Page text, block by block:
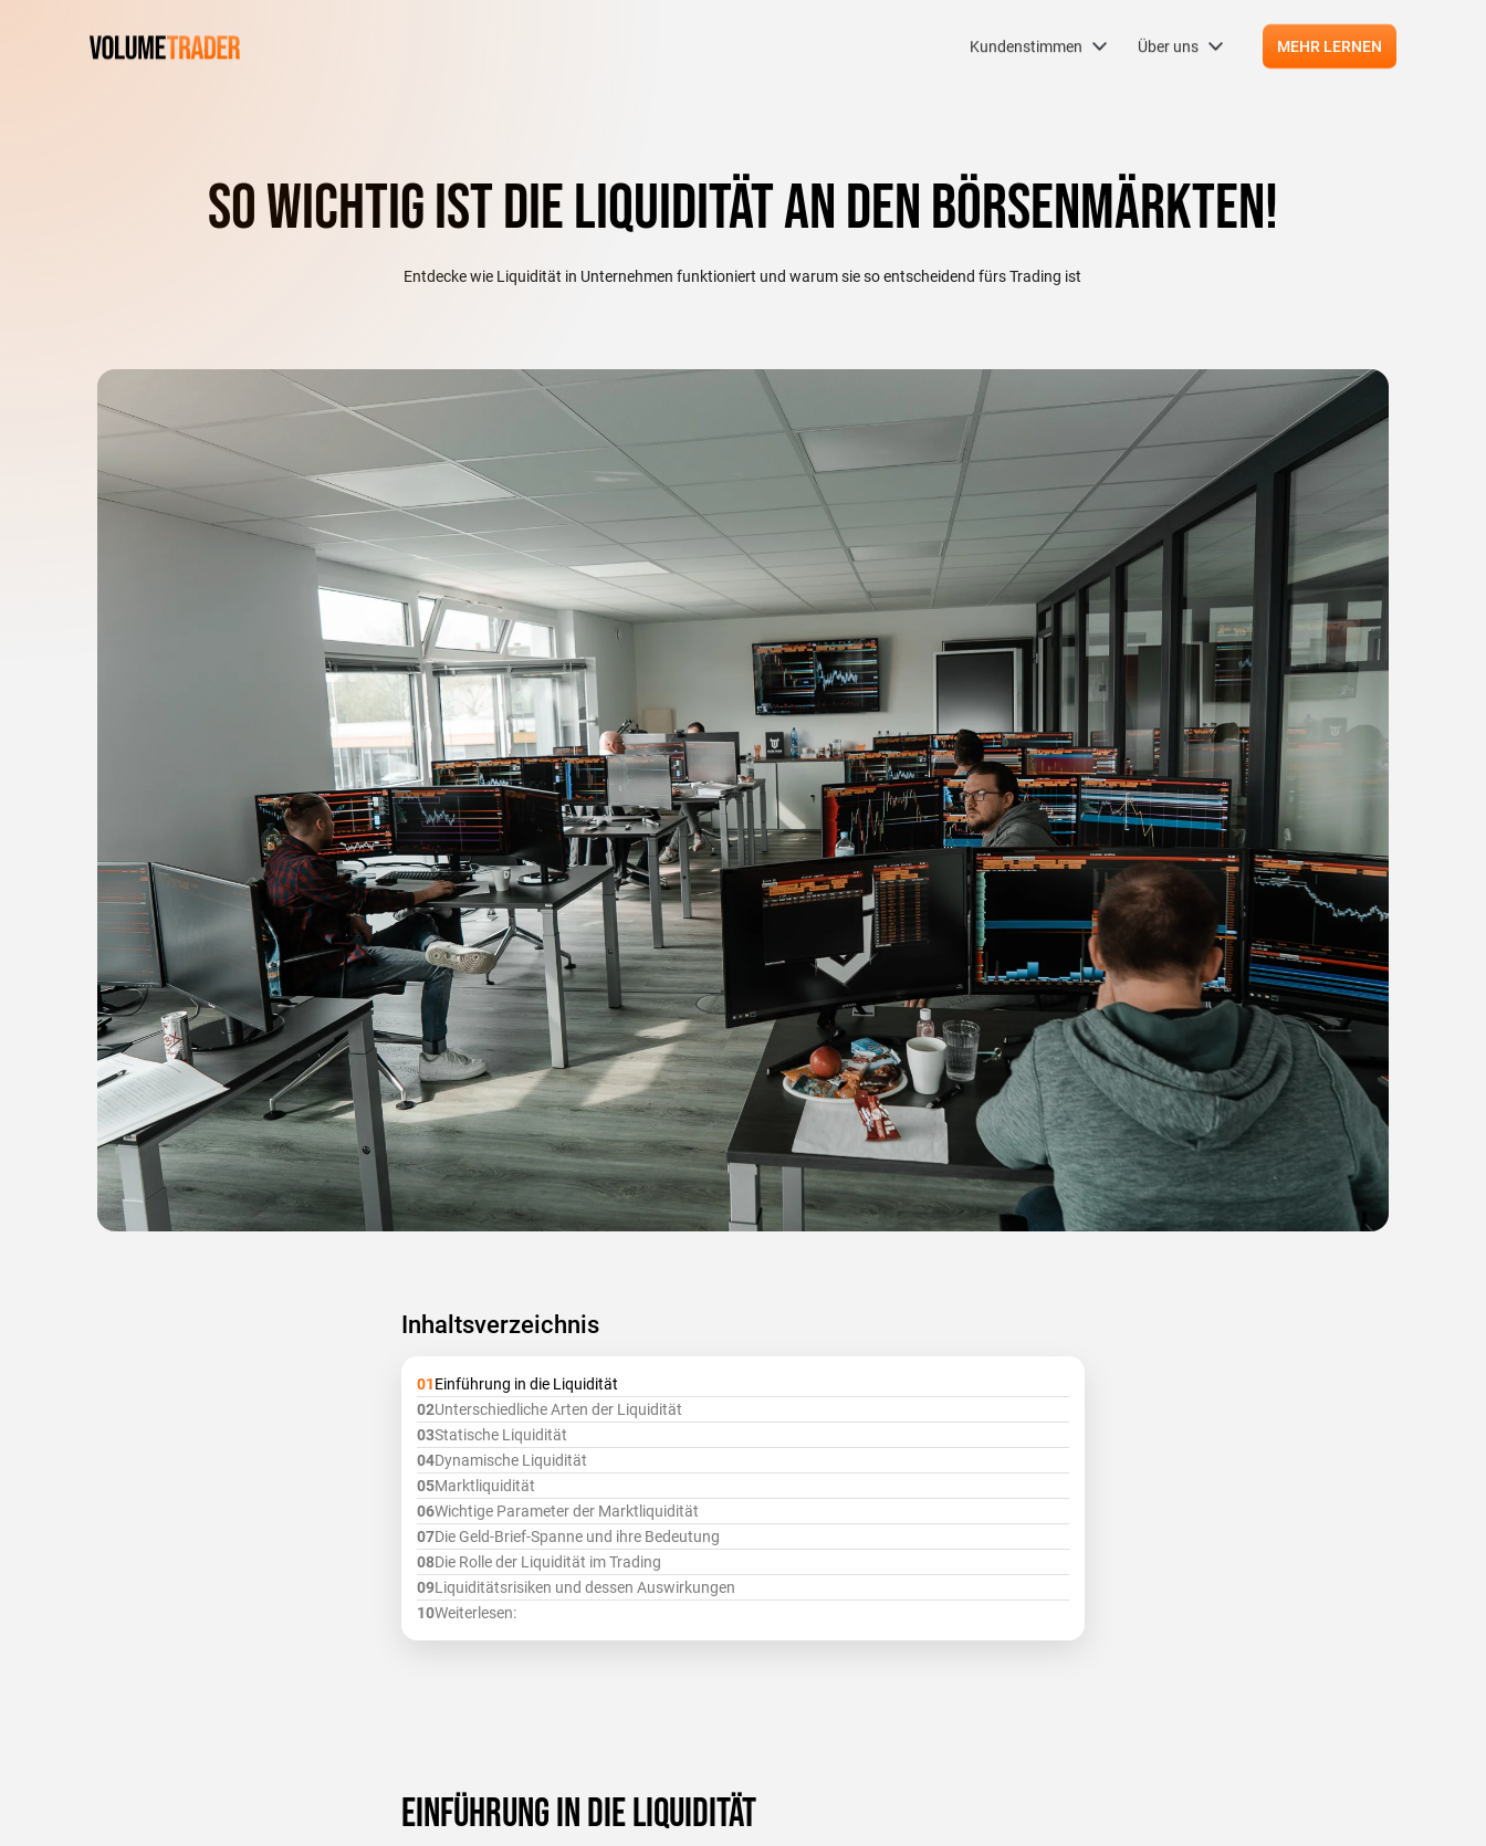
Kundenstimmen Über uns MEHR LERNEN
So wichtig ist die Liquidität an den Börsenmärkten!
Entdecke wie Liquidität in Unternehmen funktioniert und warum sie so entscheidend fürs Trading ist
Inhaltsverzeichnis
Einführung in die Liquidität
Unterschiedliche Arten der Liquidität
Statische Liquidität
Dynamische Liquidität
Marktliquidität
Wichtige Parameter der Marktliquidität
Die Geld-Brief-Spanne und ihre Bedeutung
Die Rolle der Liquidität im Trading
Liquiditätsrisiken und dessen Auswirkungen
Weiterlesen:
Einführung in die Liquidität